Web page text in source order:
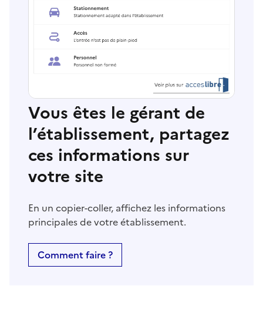
Vous êtes le gérant de
l’établissement, partagez
ces informations sur
votre site
En un copier-coller, affichez les informations
principales de votre établissement.
Comment faire ?